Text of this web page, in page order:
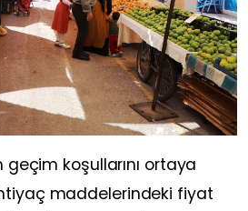
geçim koşullarını ortaya
maddelerindeki fiyat